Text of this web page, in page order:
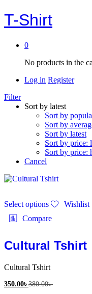
T-Shirt
0
No products in the
Log in Register
Filter
Sort by latest
Sort by
Sort by
Sort by latest
Sort by price:
Sort by price:
Cancel
Select options product
multiple
The
options
be
on
Wishlist
Compare
Cultural Tshirt
Cultural Tshirt
350.00৳ 380.00৳